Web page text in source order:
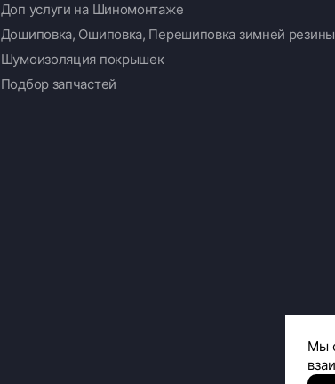
Доп услуги на Шиномонтаже
Дошиповка, Ошиповка, Перешиповка зимней резины
Шумоизоляция покрышек
Подбор запчастей